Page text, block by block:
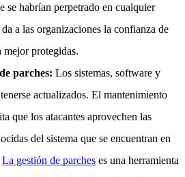
se habrían perpetrado en cualquier
a las organizaciones la confianza de
mejor protegidas.
parches: Los sistemas, software y
actualizados. El mantenimiento
que los atacantes aprovechen las
del sistema que se encuentran en
La gestión de parches es una herramienta